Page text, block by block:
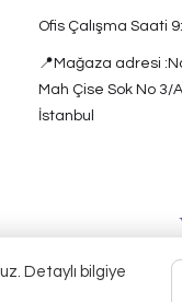
Detaylı bilgiye
Ofis Çalışma Saati
📍Mağaza adresi
Mah Çise Sok No 3/
İstanbul